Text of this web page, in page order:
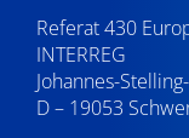
Referat 430
INTERREG
Johannes-
D – 19053